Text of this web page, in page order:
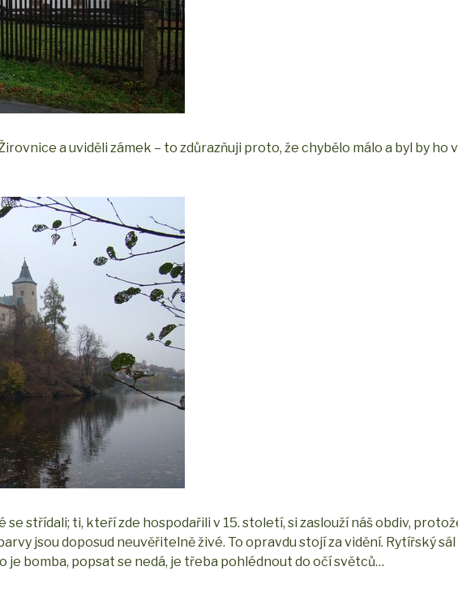
a uviděli zámek – to zdůrazňuji proto, že chybělo málo a byl by ho
se střídali; ti, kteří zde hospodařili v 15. století, si zaslouží náš obdiv,
jsou doposud neuvěřitelně živé. To opravdu stojí za vidění. Rytířský
je bomba, popsat se nedá, je třeba pohlédnout do očí světců…